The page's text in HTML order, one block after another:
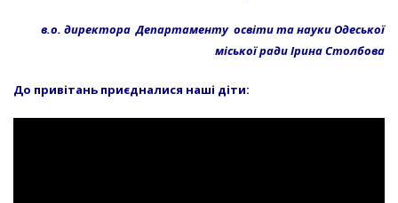
в.о. директора Департаменту освіти та науки Одеської
міської радиІрина Столбова
До привітань приєдналися наші діти: